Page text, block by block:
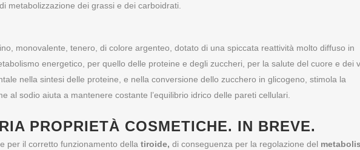
metabolizzazione dei grassi e dei carboidrati.
monovalente, tenero, di colore argenteo, dotato di una spiccata reattività molto diffuso in
energetico, per quello delle proteine e degli zuccheri, per la salute del cuore e dei
nella sintesi delle proteine, e nella conversione dello zucchero in glicogeno, stimola la
al sodio aiuta a mantenere costante l’equilibrio idrico delle pareti cellulari.
PROPRIETÀ COSMETICHE. IN BREVE.
per il corretto funzionamento della tiroide, di conseguenza per la regolazione del